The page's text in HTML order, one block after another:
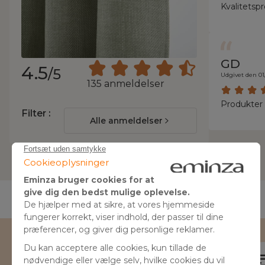
4.5/5
135 anmeldelser
Filter :
Alle anmeldelser
GD
Udgivet den
Skriv til os